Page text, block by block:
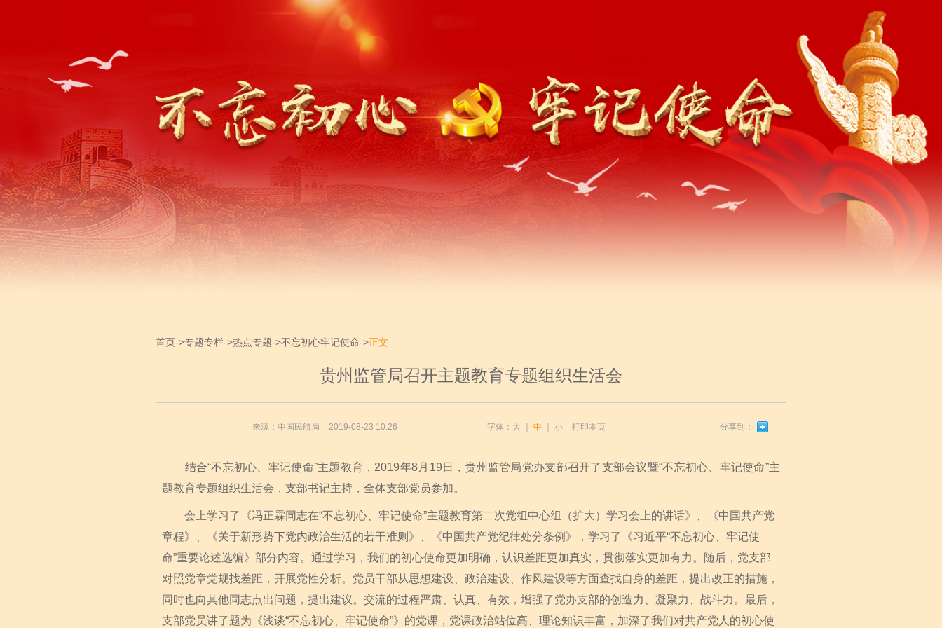
首页->专题专栏->热点专题->不忘初心牢记使命->正文
贵州监管局召开主题教育专题组织生活会
来源：中国民航局 2019-08-23 10:26 字体： 大 中 小 打印本页 分享到：
结合“不忘初心、牢记使命”主题教育，2019年8月19日，贵州监管局党办支部召开了支部会议暨“不忘初心、牢记使命”主
题教育专题组织生活会，支部书记主持，全体支部党员参加。
会上学习了《冯正霖同志在“不忘初心、牢记使命”主题教育第二次党组中心组（扩大）学习会上的讲话》、《中国共产党
章程》、《关于新形势下党内政治生活的若干准则》、《中国共产党纪律处分条例》，学习了《习近平“不忘初心、牢记使
命”重要论述选编》部分内容。通过学习，我们的初心使命更加明确，认识差距更加真实，贯彻落实更加有力。随后，党支部
对照党章党规找差距，开展党性分析。党员干部从思想建设、政治建设、作风建设等方面查找自身的差距，提出改正的措施，
同时也向其他同志点出问题，提出建议。交流的过程严肃、认真、有效，增强了党办支部的创造力、凝聚力、战斗力。最后，
支部党员讲了题为《浅谈“不忘初心、牢记使命”》的党课，党课政治站位高、理论知识丰富，加深了我们对共产党人的初心使